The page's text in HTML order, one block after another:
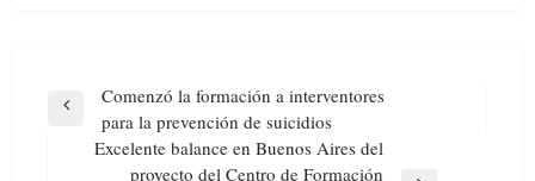
Navegación
entradas
Previous
Comenzó la formación a interventores
para la prevención de suicidios
Excelente balance en Buenos Aires del
proyecto del Centro de Formación